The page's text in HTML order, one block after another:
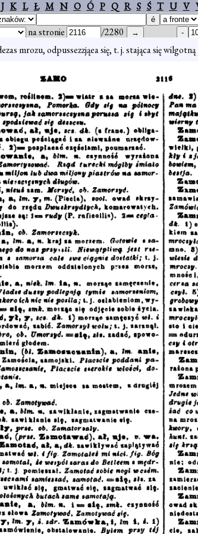
J K L Ł M N O Ó P Q R S Ś T U V
na stronie /2280
mrozu, odpussezzjąea się, t. j. stająca się